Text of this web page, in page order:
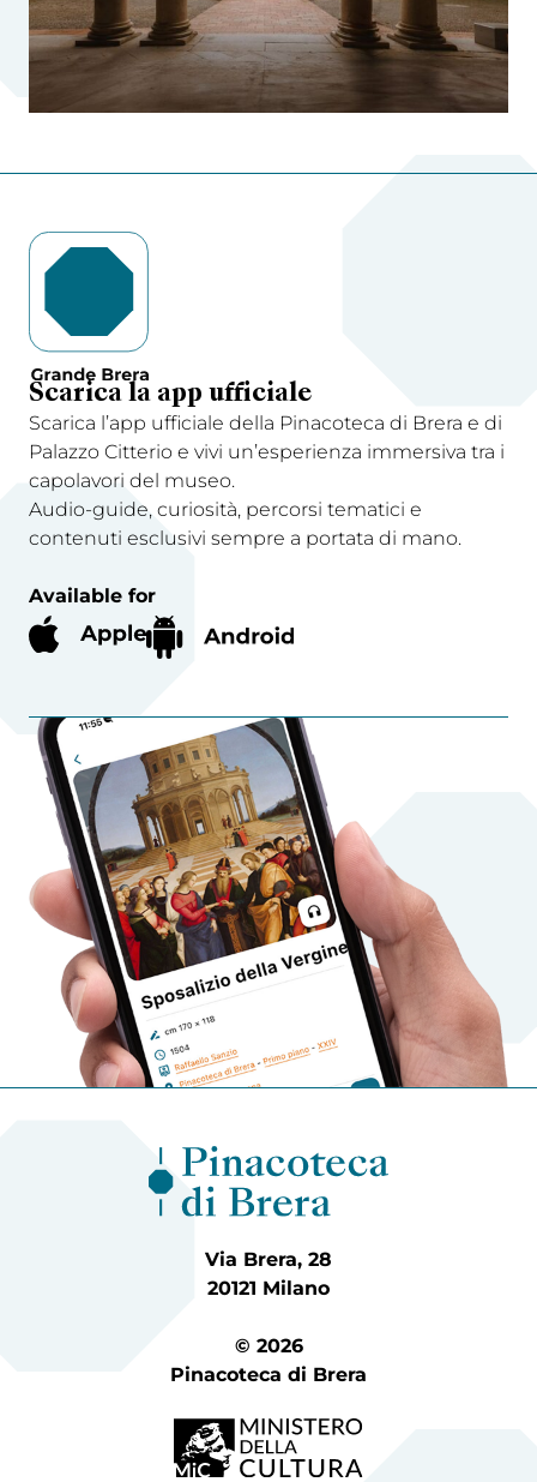
Scarica la app ufficiale
Scarica l’app ufficiale della Pinacoteca di Brera e di
Palazzo Citterio e vivi un’esperienza immersiva tra i
capolavori del museo.
Audio-guide, curiosità, percorsi tematici e
contenuti esclusivi sempre a portata di mano.
Available for
Via Brera, 28
20121 Milano
© 2026
Pinacoteca di Brera